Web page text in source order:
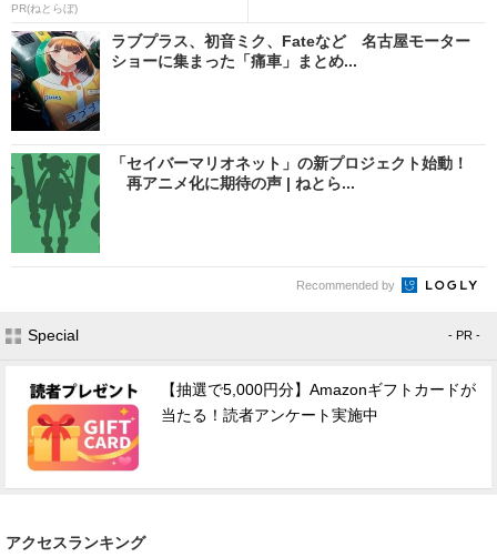
PR(ねとらぼ)
ラブプラス、初音ミク、Fateなど 名古屋モーター
ショーに集まった「痛車」まとめ...
「セイバーマリオネット」の新プロジェクト始動！
再アニメ化に期待の声 | ねとら...
Recommended by
Special - PR -
【抽選で5,000円分】Amazonギフトカードが
当たる！読者アンケート実施中
アクセスランキング